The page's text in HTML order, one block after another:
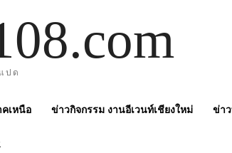
ปด
คเหนือ ข่าวกิจกรรม งานอีเวนท์เชียงใหม่ ข่า